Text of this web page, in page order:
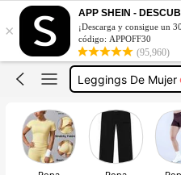
×
APP SHEIN -
¡Descarga y consigue un
código: APPOFF30
(95,960)
Ropa Deportiva
Glowmode
Ropa De Gym Mujer
Leggings De Mujer
Ropa Deportiva
Glowmode